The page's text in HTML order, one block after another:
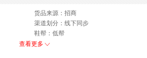
货品来源：招商
渠道划分：线下同步
鞋帮：低帮
适用人群：男子,女子
查看更多